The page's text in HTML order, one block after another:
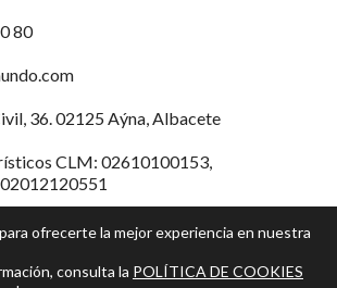
80
36. 02125 Aýna, Albacete
CLM: 02610100153,
ofrecerte la mejor experiencia en nuestra
consulta la POLÍTICA DE COOKIES